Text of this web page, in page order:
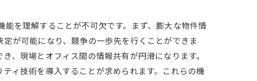
を理解することが不可欠です。まず、膨大な物件情
が可能になり、競争の一歩先を行くことができま
、現場とオフィス間の情報共有が円滑になります。
ィ技術を導入することが求められます。これらの機